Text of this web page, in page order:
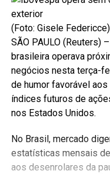
(Foto: Gisele Federicce)
SÃO PAULO (Reuters)
brasileira operava
negócios nesta terça-
de humor favorável
índices futuros de
nos Estados Unidos.
No Brasil, mercado
estatísticas mensais
aos desenrolares da